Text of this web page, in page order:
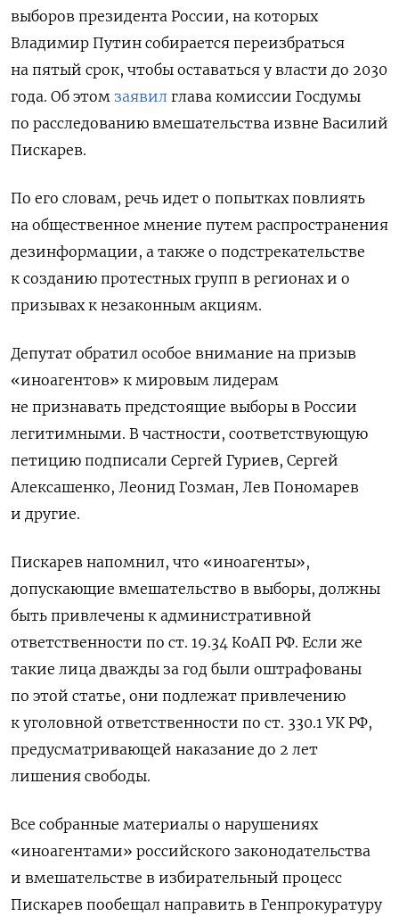
выборов президента России, на которых
Владимир Путин собирается переизбраться
на пятый срок, чтобы оставаться у власти до 2030
года. Об этом заявил глава комиссии Госдумы
по расследованию вмешательства извне Василий
Пискарев.
По его словам, речь идет о попытках повлиять
на общественное мнение путем распространения
дезинформации, а также о подстрекательстве
к созданию протестных групп в регионах и о
призывах к незаконным акциям.
Депутат обратил особое внимание на призыв
«иноагентов» к мировым лидерам
не признавать предстоящие выборы в России
легитимными. В частности, соответствующую
петицию подписали Сергей Гуриев, Сергей
Алексашенко, Леонид Гозман, Лев Пономарев
и другие.
Пискарев напомнил, что «иноагенты»,
допускающие вмешательство в выборы, должны
быть привлечены к административной
ответственности по ст. 19.34 КоАП РФ. Если же
такие лица дважды за год были оштрафованы
по этой статье, они подлежат привлечению
к уголовной ответственности по ст. 330.1 УК РФ,
предусматривающей наказание до 2 лет
лишения свободы.
Все собранные материалы о нарушениях
«иноагентами» российского законодательства
и вмешательстве в избирательный процесс
Пискарев пообещал направить в Генпрокуратуру